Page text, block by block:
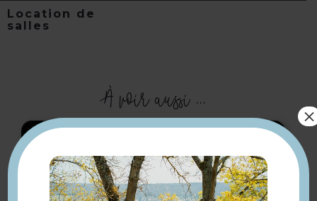
Location de
salles
À voir aussi ... ×